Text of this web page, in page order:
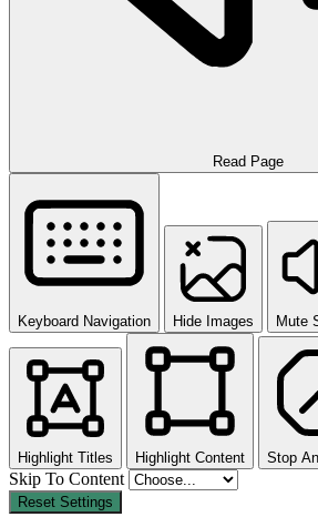
Read Page
Keyboard Navigation Hide Images Mute
Highlight Titles Highlight Content Stop
Skip To Content
Reset Settings